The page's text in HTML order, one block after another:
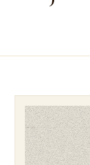
46.0°N